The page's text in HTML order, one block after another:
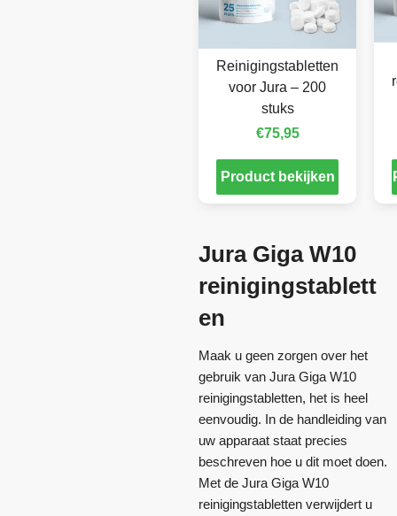
Reinigingstabletten
voor Jura – 200
stuks
€75,95
Product bekijken
Jura Giga W10
reinigingstablett
en
Maak u geen zorgen over het
gebruik van Jura Giga W10
reinigingstabletten, het is heel
eenvoudig. In de handleiding van
uw apparaat staat precies
beschreven hoe u dit moet doen.
Met de Jura Giga W10
reinigingstabletten verwijdert u